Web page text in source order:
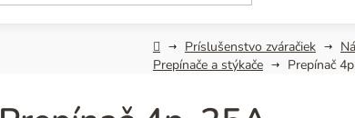
DomovPríslušenstvo zváračiek
Prepínače a stýkače
Prepínač